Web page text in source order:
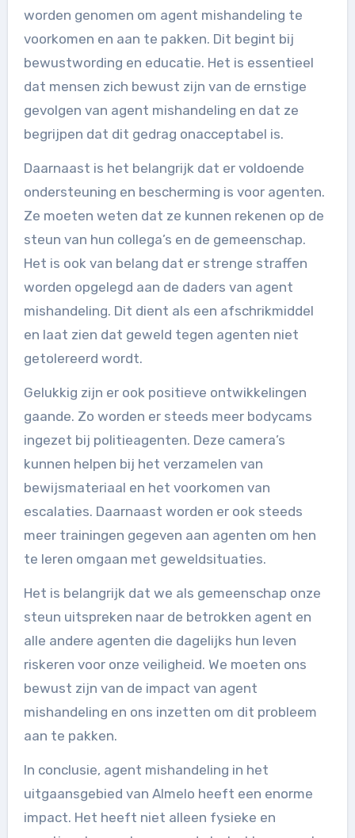
worden genomen om agent mishandeling te
voorkomen en aan te pakken. Dit begint bij
bewustwording en educatie. Het is essentieel
dat mensen zich bewust zijn van de ernstige
gevolgen van agent mishandeling en dat ze
begrijpen dat dit gedrag onacceptabel is.
Daarnaast is het belangrijk dat er voldoende
ondersteuning en bescherming is voor agenten.
Ze moeten weten dat ze kunnen rekenen op de
steun van hun collega’s en de gemeenschap.
Het is ook van belang dat er strenge straffen
worden opgelegd aan de daders van agent
mishandeling. Dit dient als een afschrikmiddel
en laat zien dat geweld tegen agenten niet
getolereerd wordt.
Gelukkig zijn er ook positieve ontwikkelingen
gaande. Zo worden er steeds meer bodycams
ingezet bij politieagenten. Deze camera’s
kunnen helpen bij het verzamelen van
bewijsmateriaal en het voorkomen van
escalaties. Daarnaast worden er ook steeds
meer trainingen gegeven aan agenten om hen
te leren omgaan met geweldsituaties.
Het is belangrijk dat we als gemeenschap onze
steun uitspreken naar de betrokken agent en
alle andere agenten die dagelijks hun leven
riskeren voor onze veiligheid. We moeten ons
bewust zijn van de impact van agent
mishandeling en ons inzetten om dit probleem
aan te pakken.
In conclusie, agent mishandeling in het
uitgaansgebied van Almelo heeft een enorme
impact. Het heeft niet alleen fysieke en